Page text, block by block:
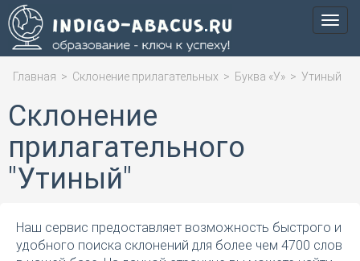
Меню
Главная > Склонение прилагательных > Буква «У» > Утиный
Склонение
прилагательного
"Утиный"
Наш сервис предоставляет возможность быстрого и
удобного поиска склонений для более чем 4700 слов